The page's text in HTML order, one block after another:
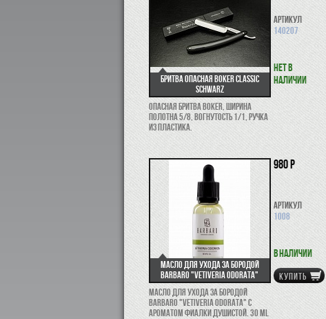
Бритва опасная Boker Classic
Schwarz
Опасная бритва Boker, ширина
полотна 5/8, вогнутость 1/1, ручка
из пластика.
Артикул
140207
Нет в
наличии
Масло для ухода за бородой
Barbaro "Vetiveria odorata"
Масло для ухода за бородой
Barbaro "Vetiveria odorata" с
ароматом фиалки душистой. 30 ml
980 р
Артикул
1008
В наличии
КУПИТЬ